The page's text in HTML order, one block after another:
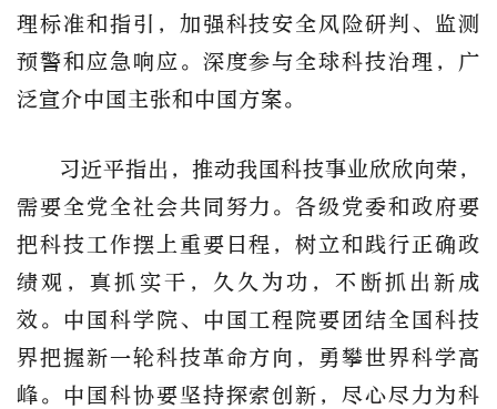
理标准和指引，加强科技安全风险研判、监测
预警和应急响应。深度参与全球科技治理，广
泛宣介中国主张和中国方案。
习近平指出，推动我国科技事业欣欣向荣，
需要全党全社会共同努力。各级党委和政府要
把科技工作摆上重要日程，树立和践行正确政
绩观，真抓实干，久久为功，不断抓出新成
效。中国科学院、中国工程院要团结全国科技
界把握新一轮科技革命方向，勇攀世界科学高
峰。中国科协要坚持探索创新，尽心尽力为科